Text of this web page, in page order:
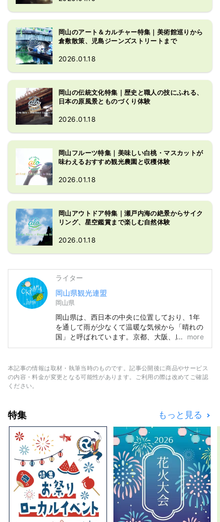
岡山のアート＆カルチャー特集｜美術館巡りから
倉敷散策、児島ジーンズストリートまで
2026.01.18
岡山の伝統文化特集｜歴史と職人の技にふれる、
日本の原風景とものづくり体験
2026.01.18
岡山フルーツ特集｜美味しい白桃・マスカットが
味わえるおすすめ観光農園と収穫体験
2026.01.18
岡山アウトドア特集｜瀬戸内海の絶景からサイク
リング、星空鑑賞まで楽しむ自然体験
2026.01.18
ライター
岡山県観光連盟
岡山県
岡山県は、西日本の中央に位置しており、1年
を通して雨が少なくて温暖な気候から「晴れの
国」と呼ばれています。京都、大阪、広島の有
名観光地めぐりの中間地点でアクセス便利！瀬
ります。 また、「フルーツ王国岡山」とも呼
ばれ、瀬戸内の温暖な気候の中、太陽を浴びた
三名園の「岡山後楽園」、倉敷美観地区といっ
た、歴史、文化、アートなど世界に誇る観光ス
ポットもあります！
more
本記事の情報は取材・執筆当時のものです。記事公開後に商品やサービス
の内容・料金が変更となる可能性があります。ご利用の際は改めてご確認
ください。
特集 もっと見る